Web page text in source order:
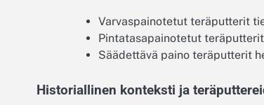
Varvaspainotetut teräputterit
Pintatasapainotetut
Säädettävä paino teräputterit
Historiallinen konteksti ja